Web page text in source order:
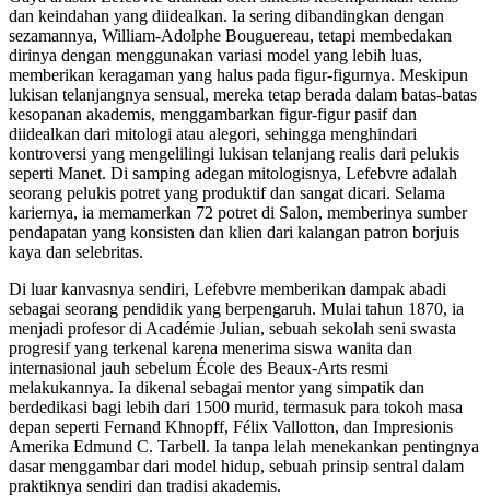
dan keindahan yang diidealkan. Ia sering dibandingkan dengan
sezamannya, William-Adolphe Bouguereau, tetapi membedakan
dirinya dengan menggunakan variasi model yang lebih luas,
memberikan keragaman yang halus pada figur-figurnya. Meskipun
lukisan telanjangnya sensual, mereka tetap berada dalam batas-batas
kesopanan akademis, menggambarkan figur-figur pasif dan
diidealkan dari mitologi atau alegori, sehingga menghindari
kontroversi yang mengelilingi lukisan telanjang realis dari pelukis
seperti Manet. Di samping adegan mitologisnya, Lefebvre adalah
seorang pelukis potret yang produktif dan sangat dicari. Selama
kariernya, ia memamerkan 72 potret di Salon, memberinya sumber
pendapatan yang konsisten dan klien dari kalangan patron borjuis
kaya dan selebritas.
Di luar kanvasnya sendiri, Lefebvre memberikan dampak abadi
sebagai seorang pendidik yang berpengaruh. Mulai tahun 1870, ia
menjadi profesor di Académie Julian, sebuah sekolah seni swasta
progresif yang terkenal karena menerima siswa wanita dan
internasional jauh sebelum École des Beaux-Arts resmi
melakukannya. Ia dikenal sebagai mentor yang simpatik dan
berdedikasi bagi lebih dari 1500 murid, termasuk para tokoh masa
depan seperti Fernand Khnopff, Félix Vallotton, dan Impresionis
Amerika Edmund C. Tarbell. Ia tanpa lelah menekankan pentingnya
dasar menggambar dari model hidup, sebuah prinsip sentral dalam
praktiknya sendiri dan tradisi akademis.